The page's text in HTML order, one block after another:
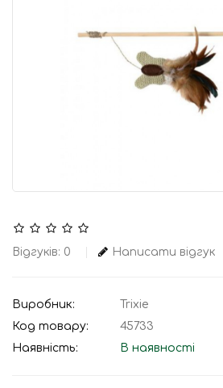
Відгуків: 0 Написати відгук
Виробник:
Trixie
Код товару:
45733
Наявність:
В наявності